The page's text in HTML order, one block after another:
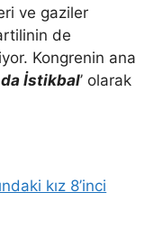
ve gaziler
de
Kongrenin ana
İstikbal’ olarak
kız 8’inci